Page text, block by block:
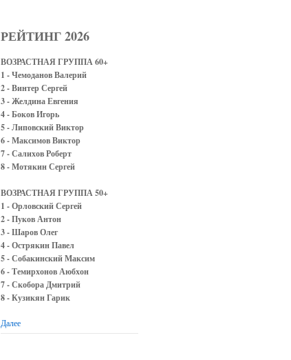
РЕЙТИНГ 2026
ВОЗРАСТНАЯ ГРУППА 60+
1 - Чемоданов Валерий
2 - Винтер Сергей
3 - Желдина Евгения
4 - Боков Игорь
5 - Липовский Виктор
6 - Максимов Виктор
7 - Салихов Роберт
8 - Мотякин Сергей
ВОЗРАСТНАЯ ГРУППА 50+
1 - Орловский Сергей
2 - Пуков Антон
3 - Шаров Олег
4 - Острякин Павел
5 - Собакинский Максим
6 - Темирхонов Аюбхон
7 - Скобора Дмитрий
8 - Кузикян Гарик
Далее